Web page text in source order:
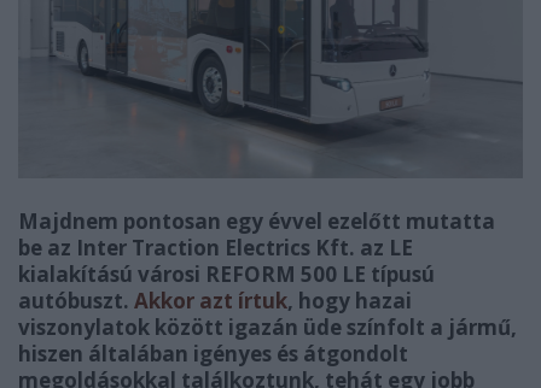
Majdnem pontosan egy évvel ezelőtt mutatta
be az Inter Traction Electrics Kft. az LE
kialakítású városi REFORM 500 LE típusú
autóbuszt. Akkor azt írtuk, hogy hazai
viszonylatok között igazán üde színfolt a jármű,
hiszen általában igényes és átgondolt
megoldásokkal találkoztunk, tehát egy jobb